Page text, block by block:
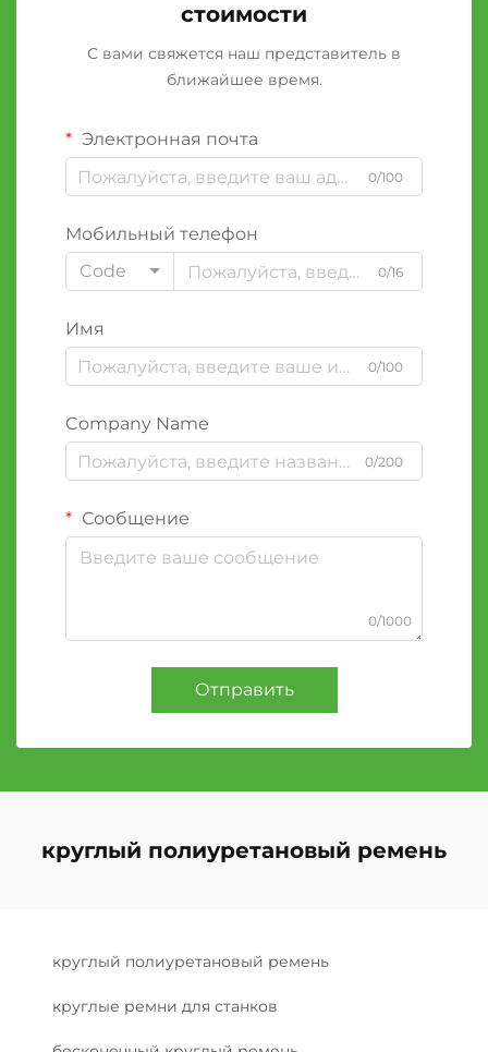
стоимости
С вами свяжется наш представитель в
ближайшее время.
Электронная почта
0/100
Мобильный телефон
Code
0/16
Имя
0/100
Company Name
0/200
Сообщение
0/1000
Отправить
круглый полиуретановый ремень
круглый полиуретановый ремень
круглые ремни для станков